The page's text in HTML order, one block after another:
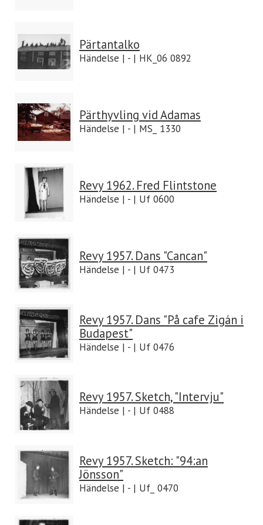
Pärtantalko
Händelse | - | HK_06 0892
Pärthyvling vid Adamas
Händelse | - | MS_ 1330
Revy 1962. Fred Flintstone
Händelse | - | Uf 0600
Revy 1957. Dans "Cancan"
Händelse | - | Uf 0473
Revy 1957. Dans "På cafe Zigán i
Budapest"
Händelse | - | Uf 0476
Revy 1957. Sketch, "Intervju"
Händelse | - | Uf 0488
Revy 1957. Sketch: "94:an
Jönsson"
Händelse | - | Uf_ 0470